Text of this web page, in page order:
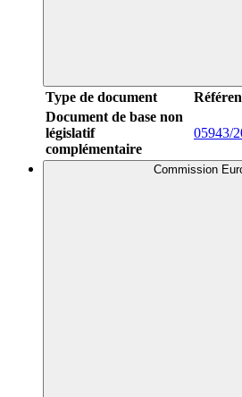
Type de document
Document de base non
législatif
complémentaire
05943/
Commission